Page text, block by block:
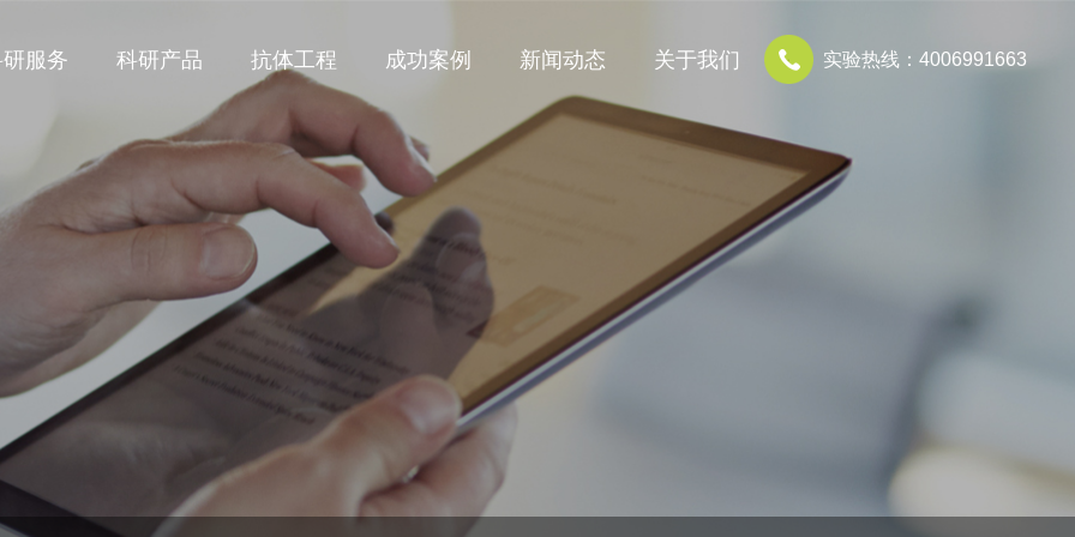
实验热线：4006991663
服务 科研产品 抗体工程 成功案例 新闻动态 关于我们